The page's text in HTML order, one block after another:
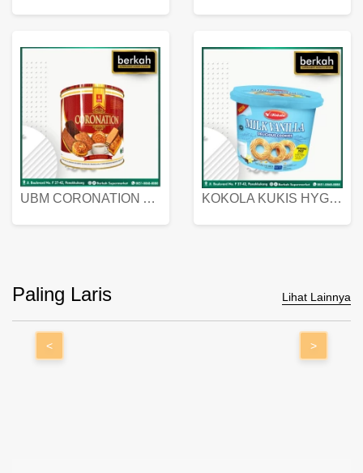
UBM CORONATION ASSORTED BISKUIT KALENG 450 GRAM KOKOLA KUKIS HYGIENIC MILK VANILLA PACK 320 GR
Paling Laris Lihat Lainnya
< >